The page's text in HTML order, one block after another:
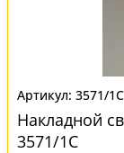
3571/1C
Накладной
3571/1C